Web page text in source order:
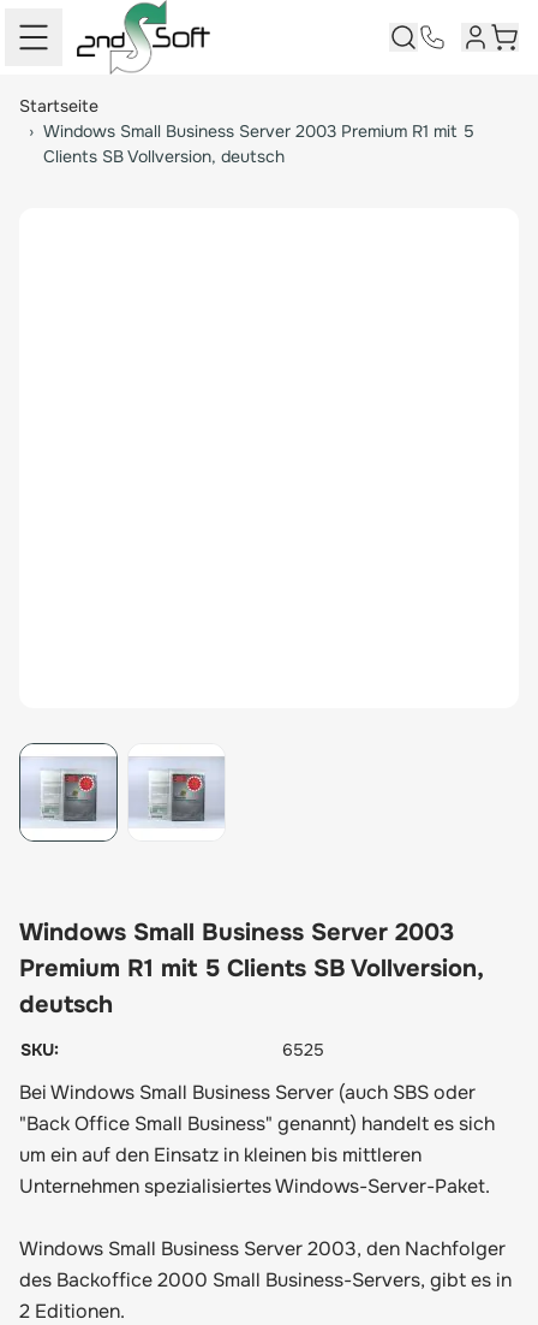
Startseite
› Windows Small Business Server 2003 Premium R1 mit 5
Clients SB Vollversion, deutsch
View larger imageView larger image
Windows Small Business Server 2003
Premium R1 mit 5 Clients SB Vollversion,
deutsch
Bei Windows Small Business Server (auch SBS oder
"Back Office Small Business" genannt) handelt es sich
um ein auf den Einsatz in kleinen bis mittleren
Unternehmen spezialisiertes Windows-Server-Paket.
Windows Small Business Server 2003, den Nachfolger
des Backoffice 2000 Small Business-Servers, gibt es in
2 Editionen.
SKU: 6525